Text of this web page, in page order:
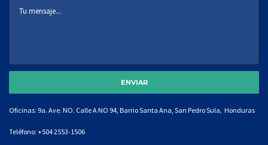
Oficinas: 9a. Ave. NO. Calle A NO 94, Barrio Santa Ana, San Pedro Sula, Honduras
Teléfono: +504 2553-1506